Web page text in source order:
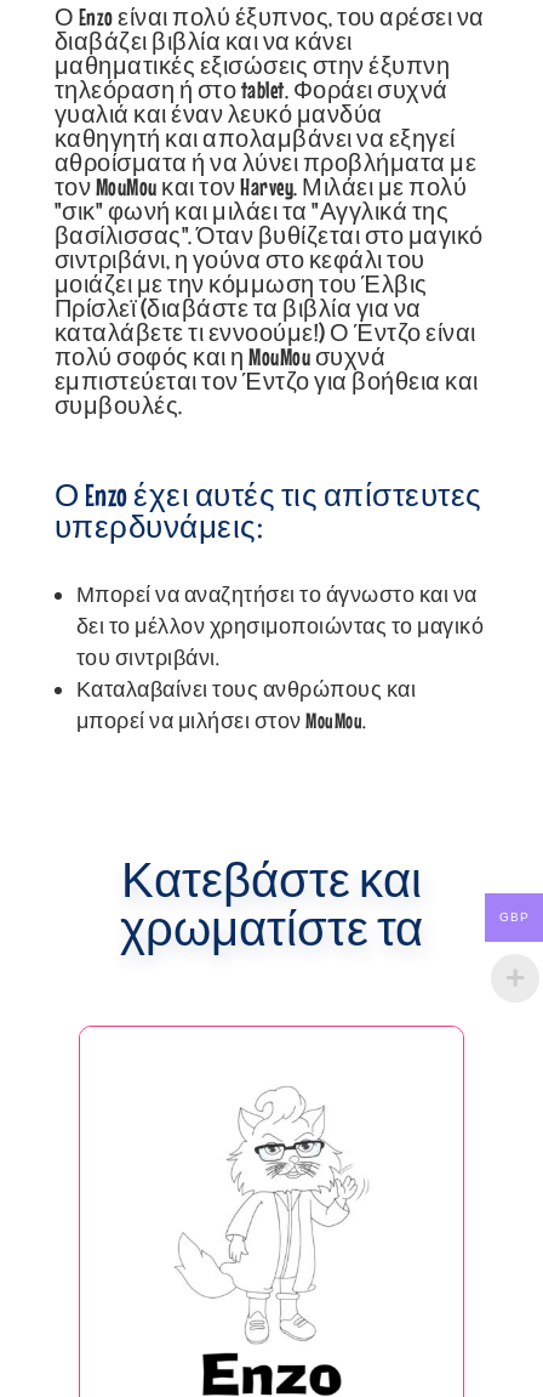
Ο Enzo είναι πολύ έξυπνος, του αρέσει να
διαβάζει βιβλία και να κάνει
μαθηματικές εξισώσεις στην έξυπνη
τηλεόραση ή στο tablet. Φοράει συχνά
γυαλιά και έναν λευκό μανδύα
καθηγητή και απολαμβάνει να εξηγεί
αθροίσματα ή να λύνει προβλήματα με
τον MouMou και τον Harvey. Μιλάει με πολύ
"σικ" φωνή και μιλάει τα "Αγγλικά της
βασίλισσας". Όταν βυθίζεται στο μαγικό
σιντριβάνι, η γούνα στο κεφάλι του
μοιάζει με την κόμμωση του Έλβις
Πρίσλεϊ (διαβάστε τα βιβλία για να
καταλάβετε τι εννοούμε!) Ο Έντζο είναι
πολύ σοφός και η MouMou συχνά
εμπιστεύεται τον Έντζο για βοήθεια και
συμβουλές.
Ο Enzo έχει αυτές τις απίστευτες
υπερδυνάμεις:
Μπορεί να αναζητήσει το άγνωστο και να
δει το μέλλον χρησιμοποιώντας το μαγικό
του σιντριβάνι.
Καταλαβαίνει τους ανθρώπους και
μπορεί να μιλήσει στον MouMou.
Κατεβάστε και
χρωματίστε τα
GBP